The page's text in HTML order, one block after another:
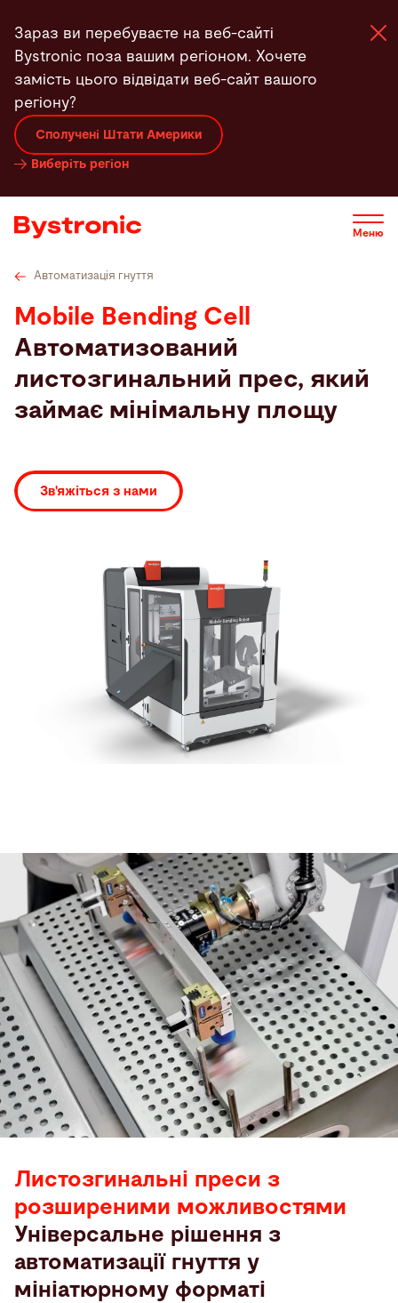
до
основного
вмісту
Зараз ви перебуваєте на веб-сайті
Bystronic поза вашим регіоном. Хочете
замість цього відвідати веб-сайт вашого
регіону?
Сполучені Штати Америки
Виберіть регіон
Меню
Машини та програма
Послуги
Застосунки
Підприємство
Сполучені Штати Америки · Ukrainian
Програмне
Автоматизація гнуття
Mobile Bending Cell
Автоматизований
листозгинальний прес, який
займає мінімальну площу
Зв'яжіться з нами
Листозгинальні преси з
розширеними можливостями
Універсальне рішення з
автоматизації гнуття у
мініатюрному форматі